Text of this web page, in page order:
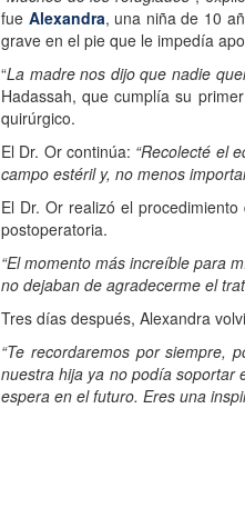
fue Alexandra, una niña de 10
grave en el pie que le impedía
“La madre nos dijo que nadie
Hadassah, que cumplía su
quirúrgico.
El Dr. Or continúa: “Recolecté el
campo estéril y, no menos
El Dr. Or realizó el
postoperatoria.
“El momento más increíble para
no dejaban de agradecerme el
Tres días después, Alexandra
“Te recordaremos por siempre,
nuestra hija ya no podía soportar
espera en el futuro. Eres una